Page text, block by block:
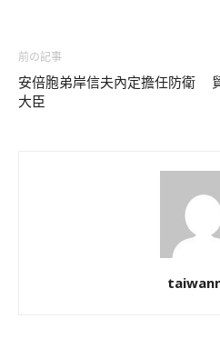
前の記事
安倍胞弟岸信夫內定擔任防衛
大臣